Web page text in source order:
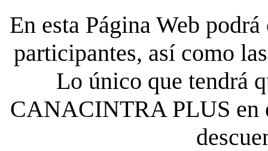
En esta Página Web
participantes, así como
Lo único que tendrá
CANACINTRA PLUS en